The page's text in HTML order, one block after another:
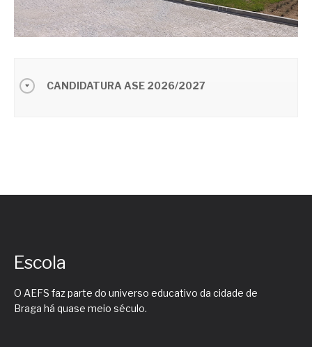
CANDIDATURA ASE 2026/2027
Escola
O AEFS faz parte do universo educativo da cidade de
Braga há quase meio século.